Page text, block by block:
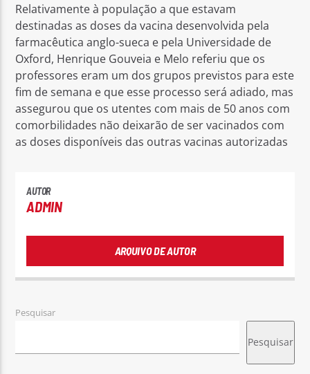
Relativamente à população a que estavam
destinadas as doses da vacina desenvolvida pela
farmacêutica anglo-sueca e pela Universidade de
Oxford, Henrique Gouveia e Melo referiu que os
professores eram um dos grupos previstos para este
fim de semana e que esse processo será adiado, mas
assegurou que os utentes com mais de 50 anos com
comorbilidades não deixarão de ser vacinados com
as doses disponíveis das outras vacinas autorizadas
AUTOR
ADMIN
ARQUIVO DE AUTOR
Pesquisar
Pesquisar